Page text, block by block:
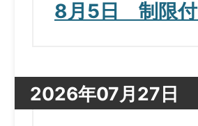
8月5日 制限付
2026年07月27日